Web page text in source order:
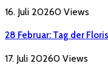
16. Juli 20260 Views
28 Februar: Tag der
17. Juli 20260 Views